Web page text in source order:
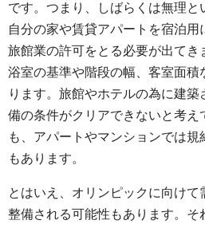
です。つまり、しばらくは無理と
自分の家や賃貸アパートを宿泊用
旅館業の許可をとる必要が出てき
浴室の基準や階段の幅、客室面積
ります。旅館やホテルの為に建
備の条件がクリアできないと考え
も、アパートやマンションでは
もあります。
とはいえ、オリンピックに向け
整備される可能性もあります。そ